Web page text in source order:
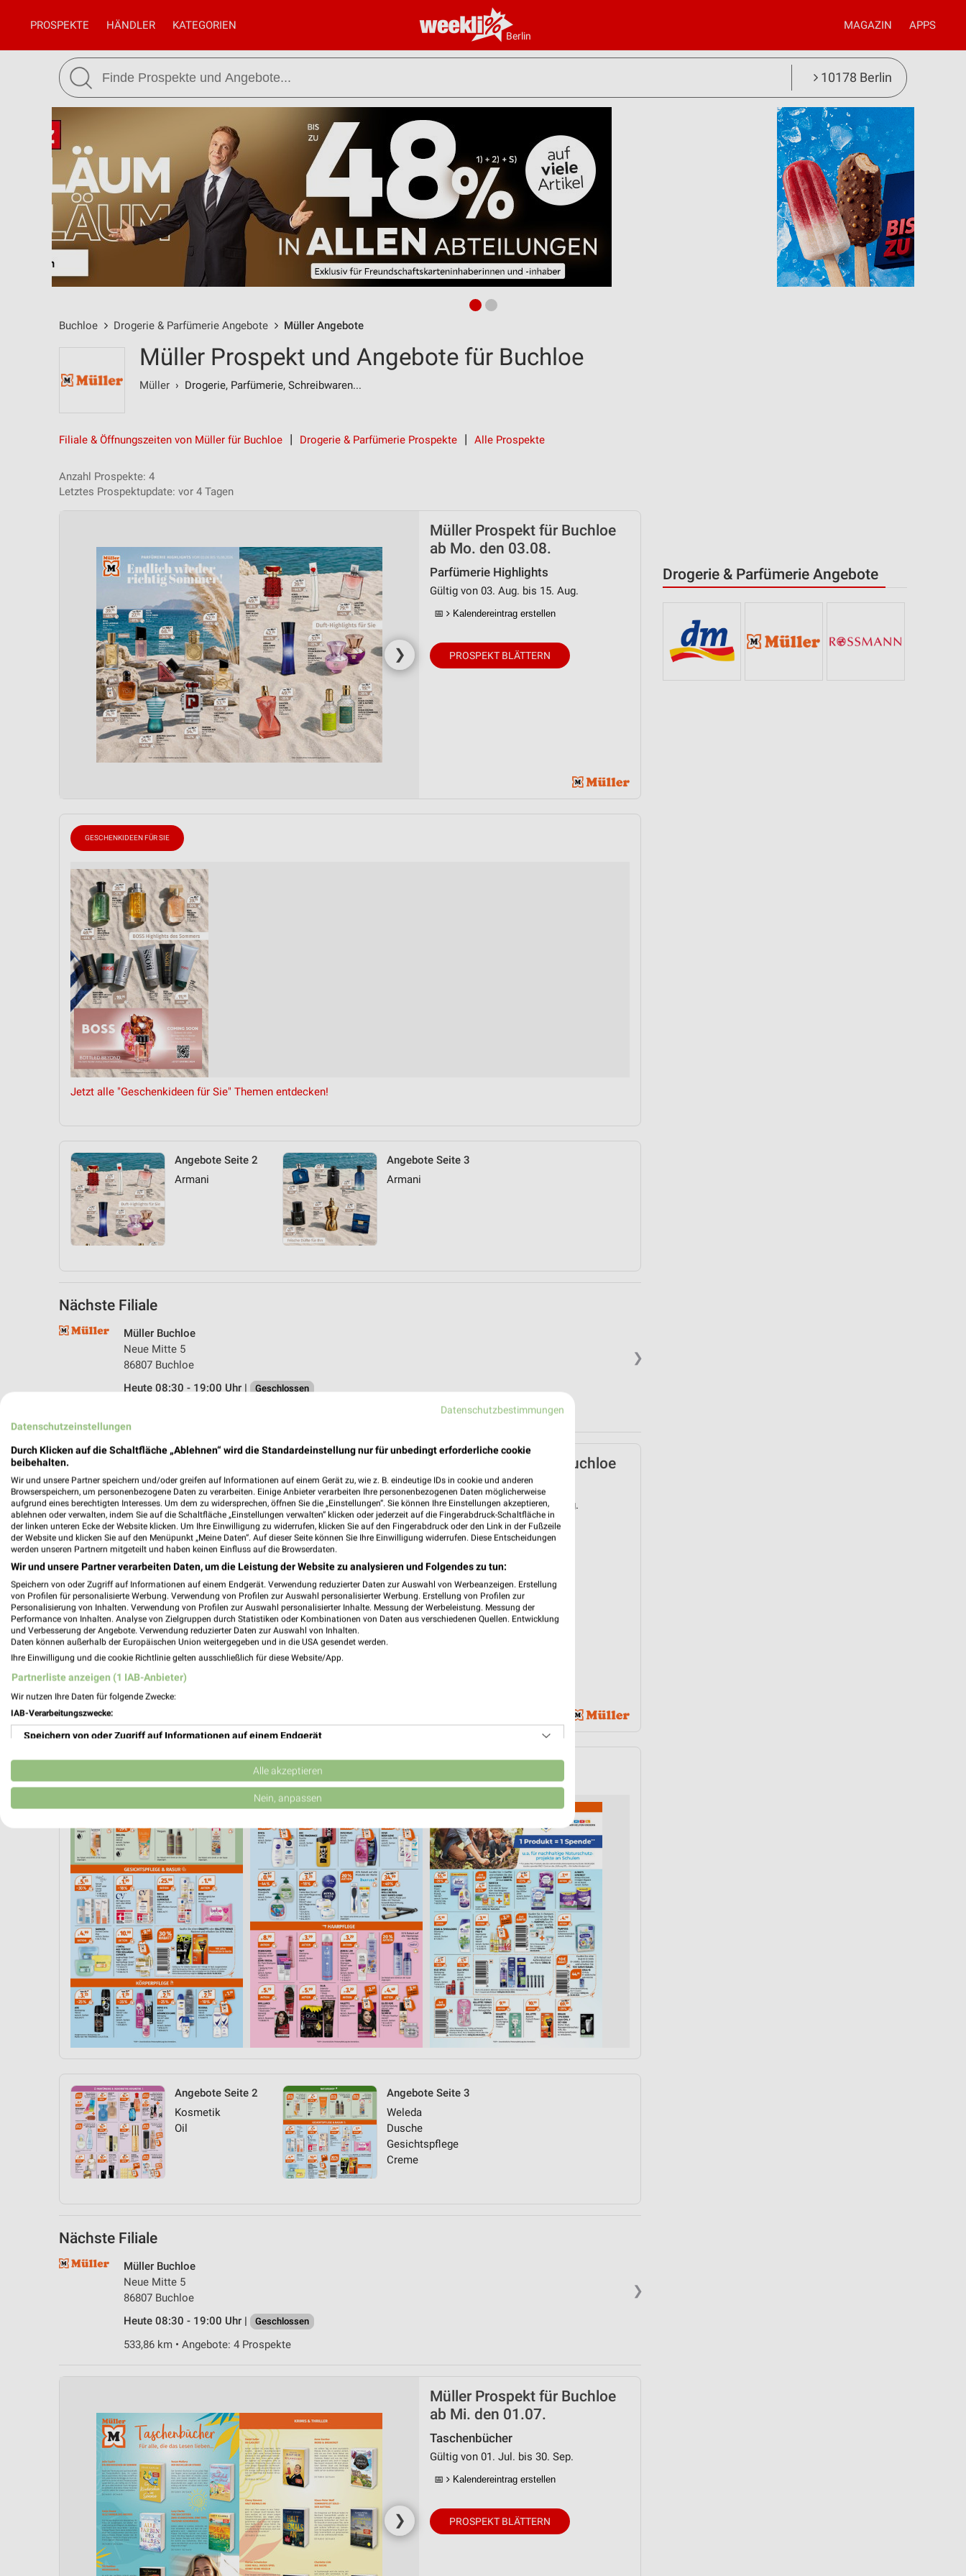
Berlin
PROSPEKTE HÄNDLER KATEGORIEN MAGAZIN APPS
10178 Berlin
Buchloe Drogerie & Parfümerie Angebote Müller Angebote
Drogerie & Parfümerie Angebote
Müller Prospekt und Angebote für Buchloe
Müller › Drogerie, Parfümerie, Schreibwaren...
Filiale & Öffnungszeiten von Müller für Buchloe Drogerie & Parfümerie Prospekte Alle Prospekte
Anzahl Prospekte: 4
Letztes Prospektupdate: vor 4 Tagen
❯
Müller Prospekt für Buchloe
ab Mo. den 03.08.
Parfümerie Highlights
Gültig von 03. Aug. bis 15. Aug.
📅 Kalendereintrag erstellen
PROSPEKT BLÄTTERN
GESCHENKIDEEN FÜR SIE
Jetzt alle "Geschenkideen für Sie" Themen entdecken!
Angebote Seite 2
Armani
Angebote Seite 3
Armani
Nächste Filiale
❯
Müller Buchloe
Neue Mitte 5
86807 Buchloe
Heute 08:30 - 19:00 Uhr |
Geschlossen
❯
Müller Prospekt für Buchloe
ab Mo. den 03.08.
Gültig von 03. Aug. bis 08. Aug.
📅 Kalendereintrag erstellen
PROSPEKT BLÄTTERN
WELLNESS FÜR ZUHAUSE
Angebote Seite 2
Kosmetik
Oil
Angebote Seite 3
Weleda
Dusche
Gesichtspflege
Creme
Nächste Filiale
❯
Müller Buchloe
Neue Mitte 5
86807 Buchloe
Heute 08:30 - 19:00 Uhr |
Geschlossen
533,86 km • Angebote: 4 Prospekte
❯
Müller Prospekt für Buchloe
ab Mi. den 01.07.
Taschenbücher
Gültig von 01. Jul. bis 30. Sep.
📅 Kalendereintrag erstellen
PROSPEKT BLÄTTERN
Datenschutzbestimmungen
Datenschutzeinstellungen
Durch Klicken auf die Schaltfläche „Ablehnen“ wird die Standardeinstellung nur für unbedingt erforderliche cookie
beibehalten.
Wir und unsere Partner speichern und/oder greifen auf Informationen auf einem Gerät zu, wie z. B. eindeutige IDs in cookie und anderen
Browserspeichern, um personenbezogene Daten zu verarbeiten. Einige Anbieter verarbeiten Ihre personenbezogenen Daten möglicherweise
aufgrund eines berechtigten Interesses. Um dem zu widersprechen, öffnen Sie die „Einstellungen“. Sie können Ihre Einstellungen akzeptieren,
ablehnen oder verwalten, indem Sie auf die Schaltfläche „Einstellungen verwalten“ klicken oder jederzeit auf die Fingerabdruck-Schaltfläche in
der linken unteren Ecke der Website klicken. Um Ihre Einwilligung zu widerrufen, klicken Sie auf den Fingerabdruck oder den Link in der Fußzeile
der Website und klicken Sie auf den Menüpunkt „Meine Daten“. Auf dieser Seite können Sie Ihre Einwilligung widerrufen. Diese Entscheidungen
werden unseren Partnern mitgeteilt und haben keinen Einfluss auf die Browserdaten.
Wir und unsere Partner verarbeiten Daten, um die Leistung der Website zu analysieren und Folgendes zu tun:
Speichern von oder Zugriff auf Informationen auf einem Endgerät. Verwendung reduzierter Daten zur Auswahl von Werbeanzeigen. Erstellung
von Profilen für personalisierte Werbung. Verwendung von Profilen zur Auswahl personalisierter Werbung. Erstellung von Profilen zur
Personalisierung von Inhalten. Verwendung von Profilen zur Auswahl personalisierter Inhalte. Messung der Werbeleistung. Messung der
Performance von Inhalten. Analyse von Zielgruppen durch Statistiken oder Kombinationen von Daten aus verschiedenen Quellen. Entwicklung
und Verbesserung der Angebote. Verwendung reduzierter Daten zur Auswahl von Inhalten.
Daten können außerhalb der Europäischen Union weitergegeben und in die USA gesendet werden.
Ihre Einwilligung und die cookie Richtlinie gelten ausschließlich für diese Website/App.
Partnerliste anzeigen (1 IAB-Anbieter)
Wir nutzen Ihre Daten für folgende Zwecke:
IAB-Verarbeitungszwecke:
Speichern von oder Zugriff auf Informationen auf einem Endgerät
Verwendung reduzierter Daten zur Auswahl von Werbeanzeigen
Erstellung von Profilen für personalisierte Werbung
Erstellung von Profilen zur Personalisierung von Inhalten
Verwendung von Profilen zur Auswahl personalisierter Inhalte
Messung der Werbeleistung
Messung der Performance von Inhalten
Analyse von Zielgruppen durch Statistiken oder Kombinationen von Daten aus verschiedenen
Entwicklung und Verbesserung der Angebote
Verwendung reduzierter Daten zur Auswahl von Inhalten
Verwendung genauer Standortdaten
Geräte anhand von aktiv angeforderten Informationen identifizieren
Nicht-IAB-Verarbeitungszwecke:
Alle akzeptieren
Nein, anpassen